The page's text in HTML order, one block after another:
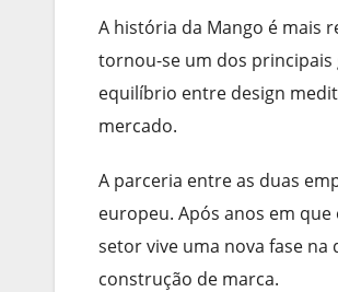
A história da Mango é mais
tornou-se um dos
equilíbrio entre design
mercado.
A parceria entre as duas
europeu. Após anos em
setor vive uma nova fase
construção de marca.